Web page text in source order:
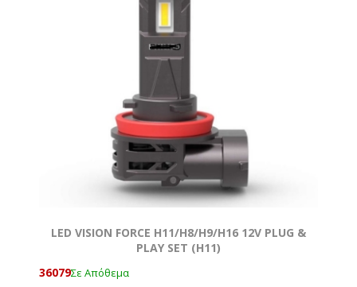
LED VISION FORCE H11/Η8/Η9/Η16 12V PLUG &
PLAY SET (Η11)
36079Σε Απόθεμα